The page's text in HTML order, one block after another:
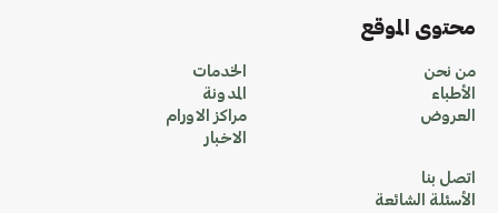
محتوى الموقع
من نحن
الأطباء
العروض
الخدمات
المدونة
مراكز الاورام
الاخبار
اتصل بنا
الأسئلة الشائعة